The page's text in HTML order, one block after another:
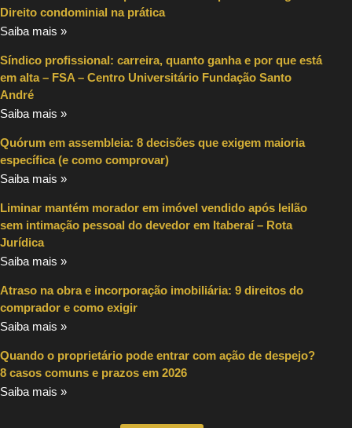
Direito condominial na prática
Saiba mais »
Síndico profissional: carreira, quanto ganha e por que está
em alta – FSA – Centro Universitário Fundação Santo
André
Saiba mais »
Quórum em assembleia: 8 decisões que exigem maioria
específica (e como comprovar)
Saiba mais »
Liminar mantém morador em imóvel vendido após leilão
sem intimação pessoal do devedor em Itaberaí – Rota
Jurídica
Saiba mais »
Atraso na obra e incorporação imobiliária: 9 direitos do
comprador e como exigir
Saiba mais »
Quando o proprietário pode entrar com ação de despejo?
8 casos comuns e prazos em 2026
Saiba mais »